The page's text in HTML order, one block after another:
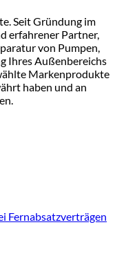
Seit Gründung im
erfahrener Partner,
von Pumpen,
Ihres Außenbereichs
Markenprodukte
haben und an
Fernabsatzverträgen